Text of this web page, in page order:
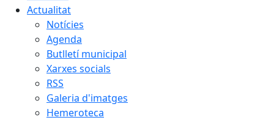
Actualitat
Notícies
Agenda
Butlletí municipal
Xarxes socials
RSS
Galeria d'imatges
Hemeroteca